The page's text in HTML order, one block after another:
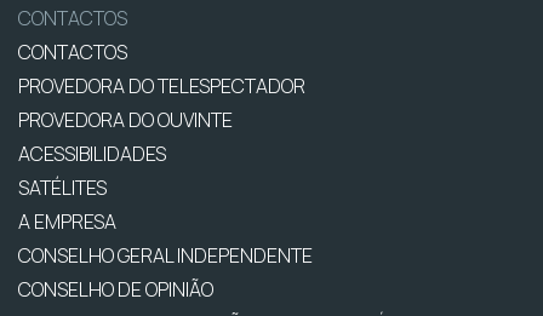
CONTACTOS
CONTACTOS
PROVEDORA DO TELESPECTADOR
PROVEDORA DO OUVINTE
ACESSIBILIDADES
SATÉLITES
A EMPRESA
CONSELHO GERAL INDEPENDENTE
CONSELHO DE OPINIÃO